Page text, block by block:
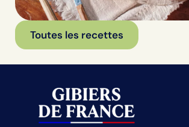
Toutes les recettes